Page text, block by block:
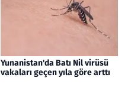
Yunanistan'da Batı Nil virüsü
vakaları geçen yıla göre arttı